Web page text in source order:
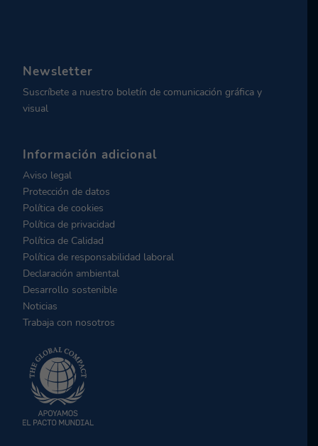
Newsletter
Suscríbete a nuestro boletín de comunicación gráfica y
visual
Información adicional
Aviso legal
Protección de datos
Política de cookies
Política de privacidad
Política de Calidad
Política de responsabilidad laboral
Declaración ambiental
Desarrollo sostenible
Noticias
Trabaja con nosotros